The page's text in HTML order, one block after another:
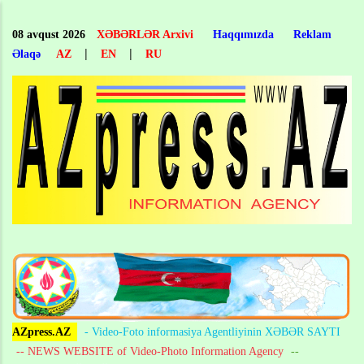
main
content
08 avqust 2026 XƏBƏRLƏR Arxivi Haqqımızda
Reklam
Əlaqə
AZ | EN | RU
AZpress.AZ
- Video-Foto informasiya Agentliyinin XƏBƏR SAYTI
-- NEWS WEBSITE of Video-Photo Information Agency --